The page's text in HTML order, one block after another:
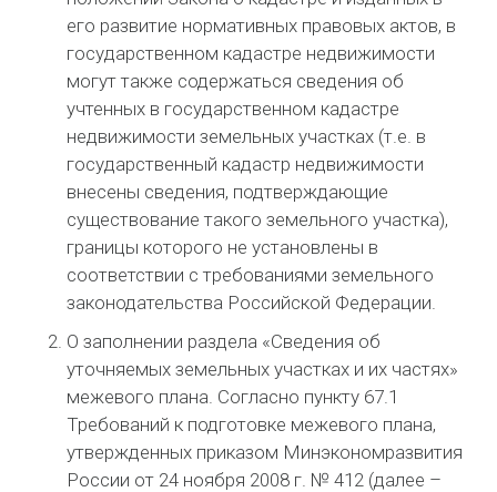
его развитие нормативных правовых актов, в
государственном кадастре недвижимости
могут также содержаться сведения об
учтенных в государственном кадастре
недвижимости земельных участках (т.е. в
государственный кадастр недвижимости
внесены сведения, подтверждающие
существование такого земельного участка),
границы которого не установлены в
соответствии с требованиями земельного
законодательства Российской Федерации.
О заполнении раздела «Сведения об
уточняемых земельных участках и их частях»
межевого плана. Согласно пункту 67.1
Требований к подготовке межевого плана,
утвержденных приказом Минэкономразвития
России от 24 ноября 2008 г. № 412 (далее –